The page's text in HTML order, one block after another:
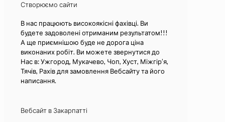
Створюємо сайти
В нас працюють високоякісні фахівці. Ви
будете задоволені отриманим результатом!!!
А ще приємнішою буде не дорога ціна
виконаних робіт. Ви можете звернутися до
Нас в: Ужгород, Мукачево, Чоп, Хуст, Міжгір’я,
Тячів, Рахів для замовлення Вебсайту та його
написання.
Вебсайт в Закарпатті